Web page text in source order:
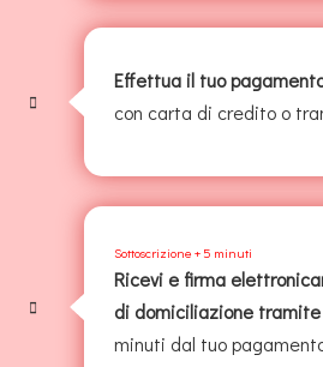
Effettua il tuo
con carta di credito o
Sottoscrizione + 5 minuti
Ricevi e firma
di domiciliazione
minuti dal tuo